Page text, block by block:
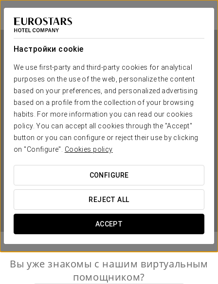
Настройки cookie
We use first-party and third-party cookies for analytical
purposes on the use of the web, personalize the content
based on your preferences, and personalized advertising
based on a profile from the collection of your browsing
habits. For more information you can read our cookies
policy. You can accept all cookies through the "Accept"
button or you can configure or reject their use by clicking
on "Configure". Cookies policy
CONFIGURE
REJECT ALL
ACCEPT
Dorma El Coloquio
ВАЛЬЯДОЛИД
Dorma El Coloquio
ВАЛЬЯДОЛИД
 
Вы уже знакомы с нашим виртуальным
помощником?